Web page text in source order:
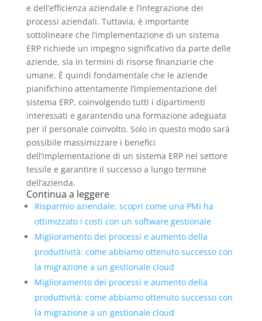
e dell’efficienza aziendale e l’integrazione dei
processi aziendali. Tuttavia, è importante
sottolineare che l’implementazione di un sistema
ERP richiede un impegno significativo da parte delle
aziende, sia in termini di risorse finanziarie che
umane. È quindi fondamentale che le aziende
pianifichino attentamente l’implementazione del
sistema ERP, coinvolgendo tutti i dipartimenti
interessati e garantendo una formazione adeguata
per il personale coinvolto. Solo in questo modo sarà
possibile massimizzare i benefici
dell’implementazione di un sistema ERP nel settore
tessile e garantire il successo a lungo termine
dell’azienda.
Continua a leggere
Risparmio aziendale: scopri come una PMI ha
ottimizzato i costi con un software gestionale
Miglioramento dei processi e aumento della
produttività: come abbiamo ottenuto successo con
la migrazione a un gestionale cloud
Miglioramento dei processi e aumento della
produttività: come abbiamo ottenuto successo con
la migrazione a un gestionale cloud